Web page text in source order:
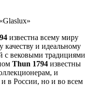
известна всему миру
качеству и идеальному
с вековыми традициями
Thun 1794 известны
и
в России, но и во всем